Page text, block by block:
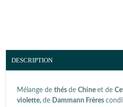
DESCRIPTION
Mélange de thés de Chine et de
violette, de Dammann Frères